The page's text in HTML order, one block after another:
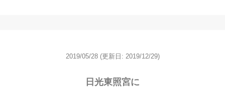
2019/05/28 (更新日: 2019/12/29)
日光東照宮に